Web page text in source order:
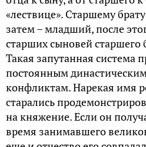
«лествице». Старшему
затем – младший, после
старших сыновей старшего
Такая запутанная система
постоянным
конфликтам. Нарекая имя
старались
на княжение. Если он
время занимавшего